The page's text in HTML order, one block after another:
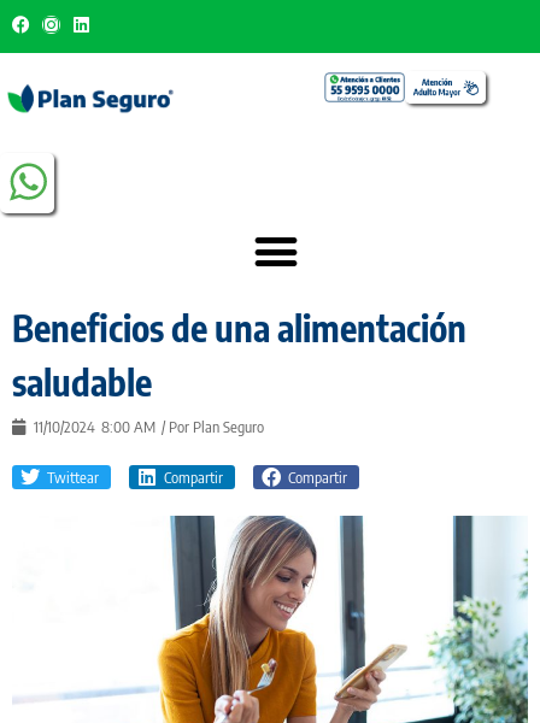
Beneficios de una alimentación
saludable
11/10/2024 8:00 AM / Por Plan Seguro
Twittear Compartir Compartir